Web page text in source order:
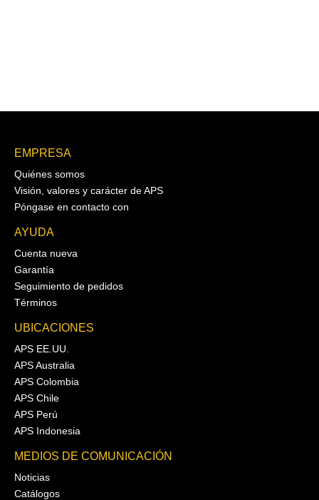
EMPRESA
Quiénes somos
Visión, valores y carácter de APS
Póngase en contacto con
AYUDA
Cuenta nueva
Garantía
Seguimiento de pedidos
Términos
UBICACIONES
APS EE.UU.
APS Australia
APS Colombia
APS Chile
APS Perú
APS Indonesia
MEDIOS DE COMUNICACIÓN
Noticias
Catálogos